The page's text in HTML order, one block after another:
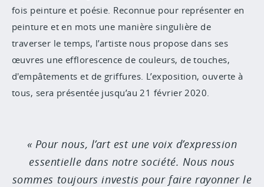
fois peinture et poésie. Reconnue pour représenter en
peinture et en mots une manière singulière de
traverser le temps, l’artiste nous propose dans ses
œuvres une efflorescence de couleurs, de touches,
d'empâtements et de griffures. L’exposition, ouverte à
tous, sera présentée jusqu’au 21 février 2020.
Pour nous, l’art est une voix d’expression
essentielle dans notre société. Nous nous
sommes toujours investis pour faire rayonner le